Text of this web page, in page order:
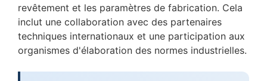
revêtement et les paramètres de fabrication. Cela
inclut une collaboration avec des partenaires
techniques internationaux et une participation aux
organismes d'élaboration des normes industrielles.